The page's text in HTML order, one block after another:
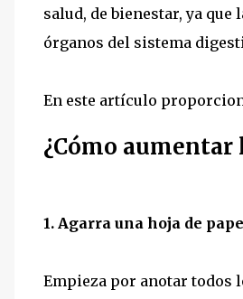
salud, de bienestar, ya
órganos del sistema
En este artículo
¿Cómo
1. Agarra una hoja de
Empieza por anotar todos